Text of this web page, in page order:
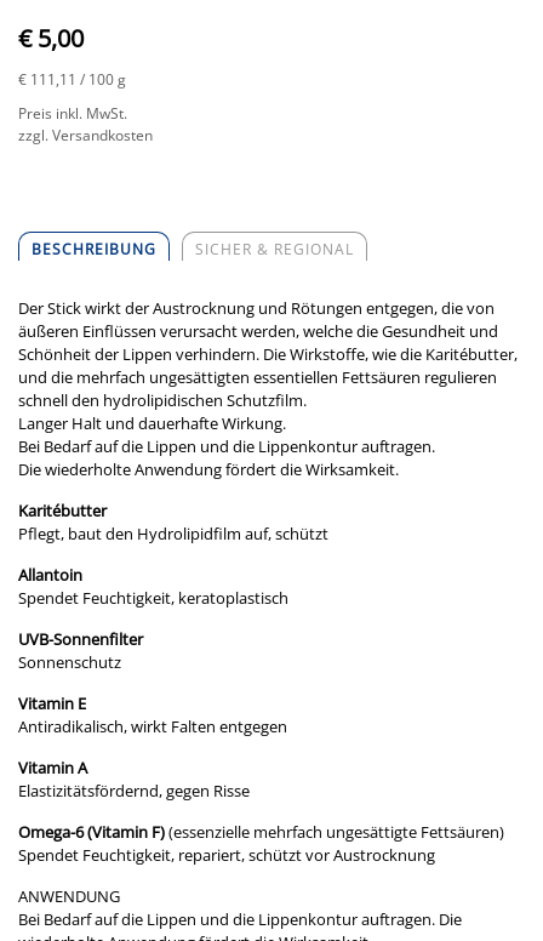
€ 5,00
€ 111,11 / 100 g
Preis inkl. MwSt.
zzgl. Versandkosten
BESCHREIBUNG SICHER & REGIONAL
Der Stick wirkt der Austrocknung und Rötungen entgegen, die von
äußeren Einflüssen verursacht werden, welche die Gesundheit und
Schönheit der Lippen verhindern. Die Wirkstoffe, wie die Karitébutter,
und die mehrfach ungesättigten essentiellen Fettsäuren regulieren
schnell den hydrolipidischen Schutzfilm.
Langer Halt und dauerhafte Wirkung.
Bei Bedarf auf die Lippen und die Lippenkontur auftragen.
Die wiederholte Anwendung fördert die Wirksamkeit.
​Karitébutter
Pflegt, baut den Hydrolipidfilm auf, schützt
Allantoin
Spendet Feuchtigkeit, keratoplastisch
UVB-Sonnenfilter
Sonnenschutz
Vitamin E
Antiradikalisch, wirkt Falten entgegen
Vitamin A
Elastizitätsfördernd, gegen Risse
Omega-6 (Vitamin F)(essenzielle mehrfach ungesättigte Fettsäuren)
Spendet Feuchtigkeit, repariert, schützt vor Austrocknung
ANWENDUNG
​Bei Bedarf auf die Lippen und die Lippenkontur auftragen. Die